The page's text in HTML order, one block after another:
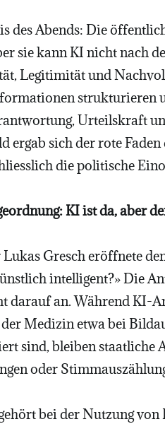
des Abends: Die
sie kann KI nicht nach
Legitimität und
strukturieren
Urteilskraft
ergab sich der rote
die politische
KI ist da, aber
Gresch eröffnete
intelligent?» Die
darauf an. Während KI-
Medizin etwa bei
sind, bleiben staatliche
oder
bei der Nutzung